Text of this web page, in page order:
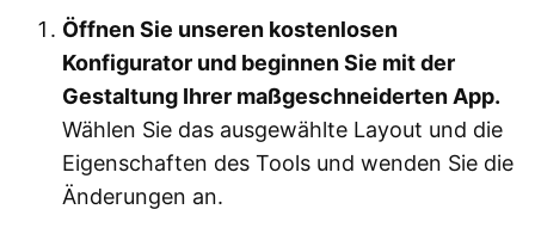
Öffnen Sie unseren kostenlosen
Konfigurator und beginnen Sie mit der
Gestaltung Ihrer maßgeschneiderten App.
Wählen Sie das ausgewählte Layout und die
Eigenschaften des Tools und wenden Sie die
Änderungen an.